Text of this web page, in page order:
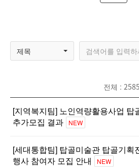
제목
전체 : 2585
[지역복지팀] 노인역량활용사업 탑
추가모집 결과
NEW
[세대통합팀] 탑골미술관 탑골기획
행사 참여자 모집 안내
NEW